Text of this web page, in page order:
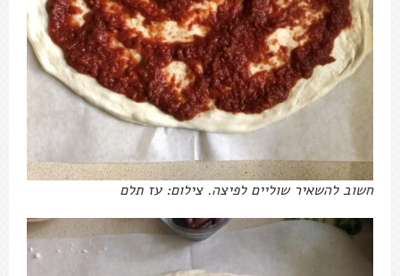
חשוב להשאיר שוליים לפיצה. צילום: עז תלם